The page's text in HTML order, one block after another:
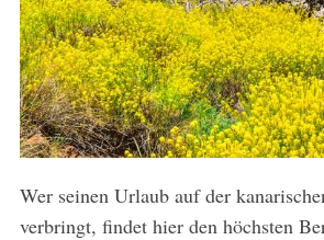
Wer seinen Urlaub auf der
verbringt, findet hier den höchsten